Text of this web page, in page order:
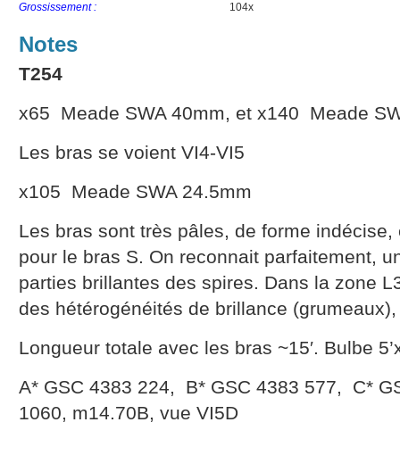
Grossissement :
104x
Notes
T254
x65 Meade SWA 40mm, et x140 Meade
Les bras se voient VI4-VI5
x105 Meade SWA 24.5mm
Les bras sont très pâles, de forme
pour le bras S. On reconnait parfaitement,
parties brillantes des spires. Dans la zone
des hétérogénéités de brillance
Longueur totale avec les bras ~15′. Bulbe
A* GSC 4383 224, B* GSC 4383 577, C*
1060, m14.70B, vue VI5D